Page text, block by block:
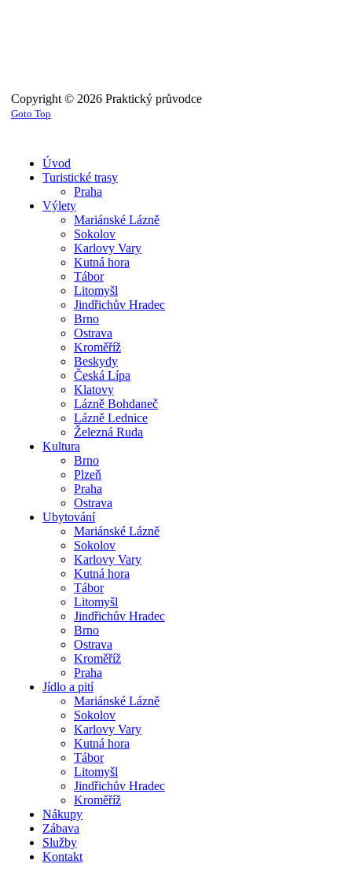
Copyright © 2026 Praktický průvodce
Goto Top
Úvod
Turistické trasy
Praha
Výlety
Mariánské Lázně
Sokolov
Karlovy Vary
Kutná hora
Tábor
Litomyšl
Jindřichův Hradec
Brno
Ostrava
Kroměříž
Beskydy
Česká Lípa
Klatovy
Lázně Bohdaneč
Lázně Lednice
Železná Ruda
Kultura
Brno
Plzeň
Praha
Ostrava
Ubytování
Mariánské Lázně
Sokolov
Karlovy Vary
Kutná hora
Tábor
Litomyšl
Jindřichův Hradec
Brno
Ostrava
Kroměříž
Praha
Jídlo a pití
Mariánské Lázně
Sokolov
Karlovy Vary
Kutná hora
Tábor
Litomyšl
Jindřichův Hradec
Kroměříž
Nákupy
Zábava
Služby
Kontakt